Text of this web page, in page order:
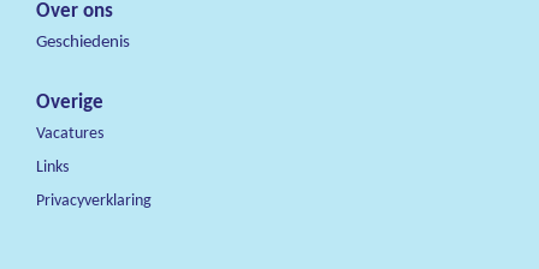
Over ons
Geschiedenis
Overige
Vacatures
Links
Privacyverklaring